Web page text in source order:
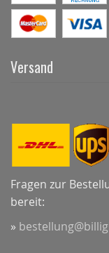
Versand
Fragen zur
bereit:
»